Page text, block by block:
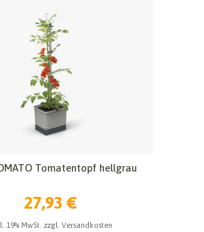
Tomatentopf hellgrau
27,93 €
19% MwSt. zzgl. Versandkosten